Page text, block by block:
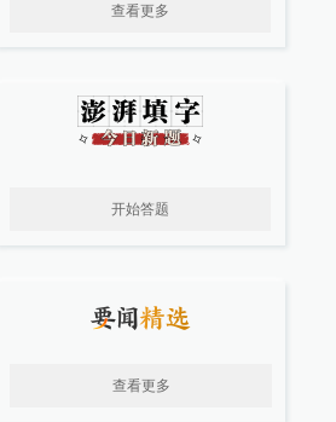
查看更多
开始答题
查看更多